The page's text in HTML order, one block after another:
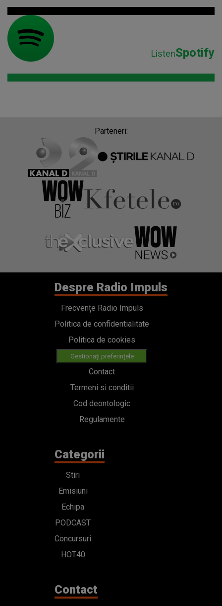
ListenSpotify
Parteneri:
Despre Radio Impuls
Frecvențe Radio Impuls
Politica de confidentialitate
Politica de cookies
Gestionați preferințele
Contact
Termeni si conditii
Cod deontologic
Regulamente
Categorii
Stiri
Emisiuni
Echipa
PODCAST
Concursuri
HOT40
Contact